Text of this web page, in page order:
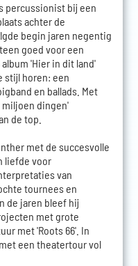
percussionist bij een
achter de
begin jaren negentig
goed voor een
'Hier in dit land'
stijl horen: een
en ballads. Met
miljoen dingen'
de top.
met de succesvolle
liefde voor
van
tournees en
de jaren bleef hij
met grote
met 'Roots 66'. In
een theatertour vol